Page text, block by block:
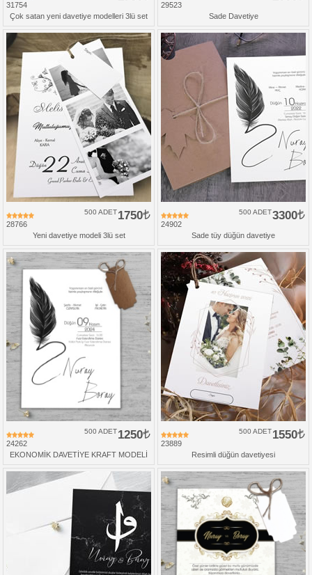
31754
Çok satan yeni davetiye modelleri 3lü set
29523
Sade Davetiye
28766
1750
500 ADET
Yeni davetiye modeli 3lü set
24902
3300
500 ADET
Sade tüy düğün davetiye
24262
1250
500 ADET
EKONOMİK DAVETİYE KRAFT MODELİ
23889
1550
500 ADET
Resimli düğün davetiyesi